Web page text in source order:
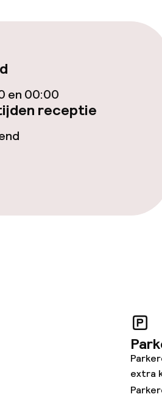
voor kinderen
en 00:00
receptie
extra